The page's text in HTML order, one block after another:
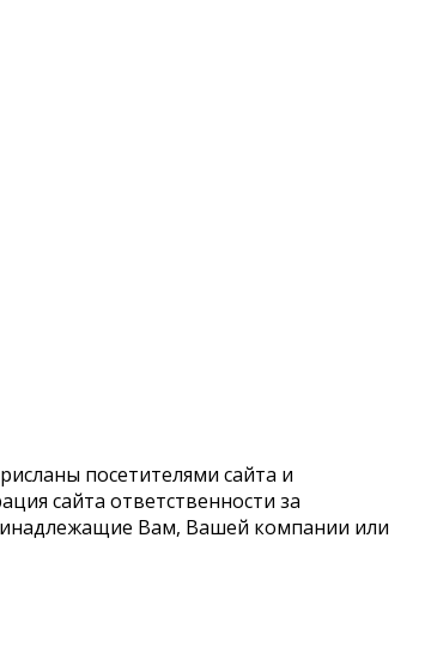
посетителями сайта и
сайта ответственности за
Вам, Вашей компании или